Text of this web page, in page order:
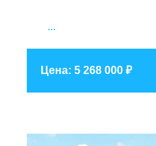
...
Цена: 5 268 000 ₽